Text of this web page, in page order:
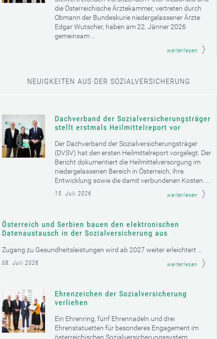
die Österreichische Ärztekammer, vertreten durch
Obmann der Bundeskurie niedergelassener Ärzte
Edgar Wutscher, haben am 22. Jänner 2026
gemeinsam ...
weiterlesen
NEUIGKEITEN AUS DER SOZIALVERSICHERUNG
Dachverband der Sozialversicherungsträger
stellt erstmals Heilmittelreport vor
Der Dachverband der Sozialversicherungsträger
(DVSV) hat den ersten Heilmittelreport vorgelegt. Der
Bericht dokumentiert die Heilmittelversorgung im
niedergelassenen Bereich in Österreich, ihre
Entwicklung sowie die damit verbundenen Kosten. ...
15. Juli 2026 weiterlesen
Österreich und Serbien bauen den elektronischen
Datenaustausch in der Sozialversicherung aus
Zugang zu Gesundheitsleistungen wird ab 2027 weiter erleichtert ...
08. Juli 2026 weiterlesen
Ehrenzeichen der Sozialversicherung
verliehen
Ein Ehrenring, fünf Ehrennadeln und drei
Ehrenstatuetten für besonderes Engagement im
österreichischen Sozialversicherungssystem ...